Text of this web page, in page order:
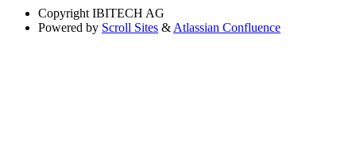
Copyright IBITECH AG
Powered by Scroll Sites & Atlassian Confluence